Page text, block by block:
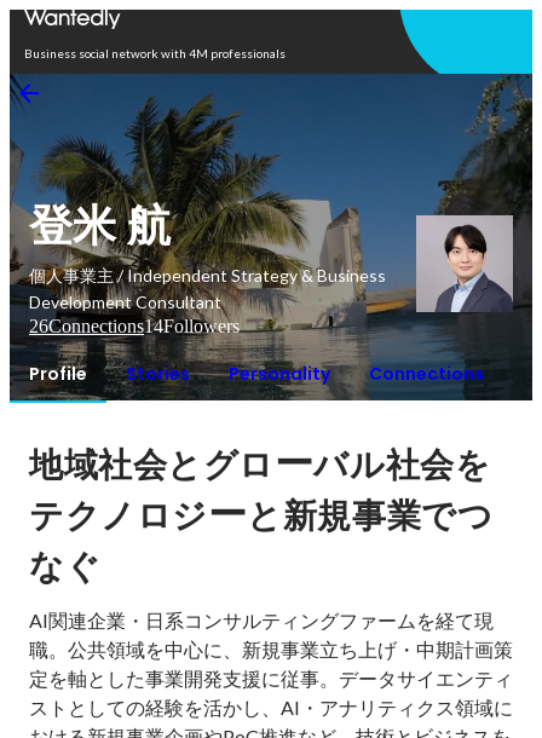
Business social network with 4M professionals
登米 航
個人事業主 / Independent Strategy & Business
Development Consultant
26Connections14Followers
Profile Stories Personality Connections
地域社会とグロ ーバル社会を
テクノロジーと新規事業でつ
なぐ
AI関連企業・日系コンサルティングファームを経て現
職。公共領域を中心に、新規事業立ち上げ・中期計画策
定を軸とした事業開発支援に従事。データサイエンティ
ストとしての経験を活かし、AI・アナリティクス領域に